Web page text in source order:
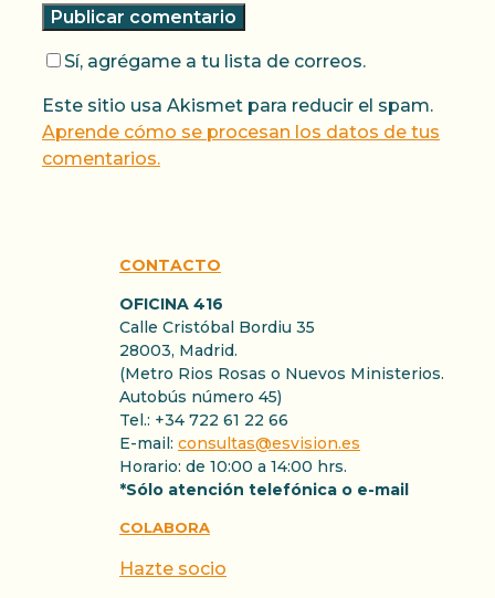
Sí, agrégame a tu lista de correos.
Este sitio usa Akismet para reducir el spam.
Aprende cómo se procesan los datos de tus
comentarios.
CONTACTO
OFICINA 416
Calle Cristóbal Bordiu 35
28003, Madrid.
(Metro Rios Rosas o Nuevos Ministerios.
Autobús número 45)
Tel.: +34 722 61 22 66
E-mail: consultas@esvision.es
Horario: de 10:00 a 14:00 hrs.
*Sólo atención telefónica o e-mail
COLABORA
Hazte socio